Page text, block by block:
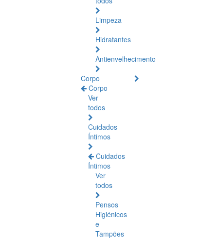
Limpeza
Hidratantes
Antienvelhecimento
Corpo
Corpo
Ver
todos
Cuidados
Íntimos
Cuidados
Íntimos
Ver
todos
Pensos
Higiénicos
e
Tampões